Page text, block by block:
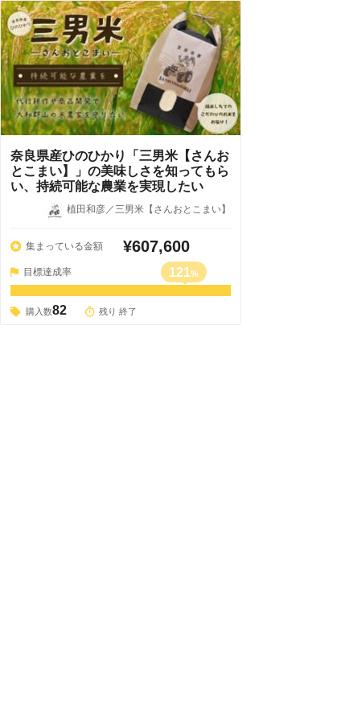
奈良県産ひのひかり「三男米【さんお
とこまい】」の美味しさを知ってもら
い、持続可能な農業を実現したい
植田和彦／三男米【さんおとこまい】
集まっている金額 ¥607,600
目標達成率 121%
購入数82 残り 終了